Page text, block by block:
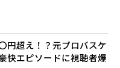
円超え！？元プロバスケ
快エピソードに視聴者爆